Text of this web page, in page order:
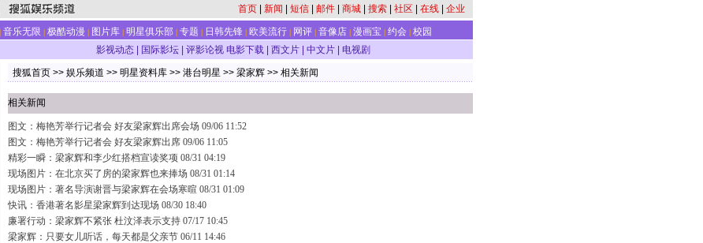
首页 新闻 短信 邮件 商城 搜索 社区 在线 企业
音乐无限 极酷动漫 图片库 明星俱乐部 专题 日韩先锋 欧美流行 网评 音像店 漫画宝 约会 校园
影视动态
国际影坛 评影论视 电影下载 西文片 中文片
电视剧
搜狐首页 >> 娱乐频道 >> 明星资料库 >> 港台明星 >> 梁家辉 >> 相关新闻
相关新闻
图文：梅艳芳举行记者会 好友梁家辉出席会场 09/06 11:52
图文：梅艳芳举行记者会 好友梁家辉出席 09/06 11:05
精彩一瞬：梁家辉和李少红搭档宣读奖项 08/31 04:19
现场图片：在北京买了房的梁家辉也来捧场 08/31 01:14
现场图片：著名导演谢晋与梁家辉在会场寒暄 08/31 01:09
快讯：香港著名影星梁家辉到达现场 08/30 18:40
廉署行动：梁家辉不紧张 杜汶泽表示支持 07/17 10:45
梁家辉：只要女儿听话，每天都是父亲节 06/11 14:46